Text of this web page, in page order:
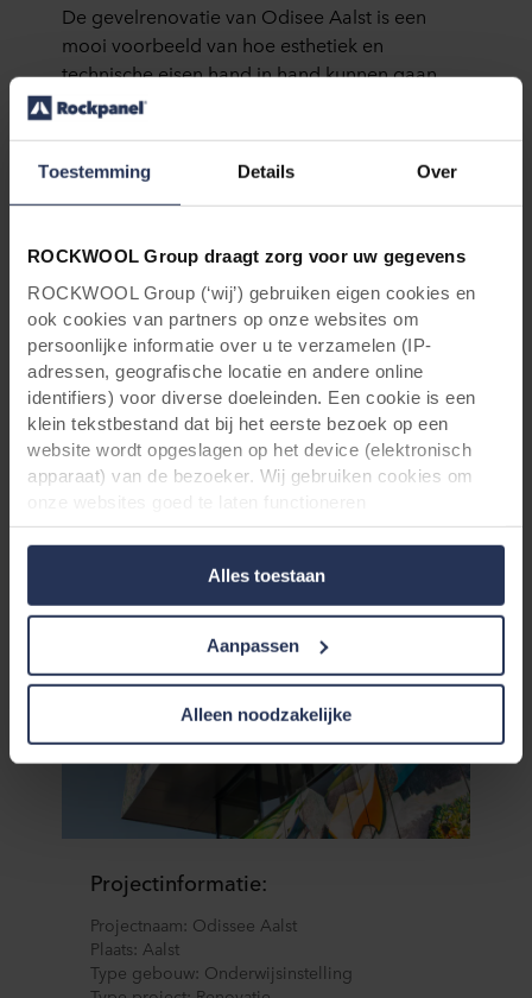
Toestemming Details Over
ROCKWOOL Group draagt zorg voor uw gegevens
ROCKWOOL Group (‘wij’) gebruiken eigen cookies en
ook cookies van partners op onze websites om
persoonlijke informatie over u te verzamelen (IP-
adressen, geografische locatie en andere online
identifiers) voor diverse doeleinden. Een cookie is een
klein tekstbestand dat bij het eerste bezoek op een
website wordt opgeslagen op het device (elektronisch
apparaat) van de bezoeker. Wij gebruiken cookies om
(‘Noodzakelijke’), om uw instellingen te onthouden en uw
gebruikerservaring te verbeteren (‘Functionele’), om uw
gedrag te analyseren en op basis daarvan de websites te
optimaliseren (‘Statistische’), en om onze content en
stemmen op uw gedrag op onze websites (‘Marketing’).
Functionele cookies plaatsen we altijd. Deze zijn namelijk
noodzakelijk om de website goed te laten werken en
verwerken geen persoonsgegevens anders dan voor het
doel waarvoor deze persoonsgegevens worden ingevuld.
Niet-functionele cookies verwerken persoonsgegevens
buiten uw zichtsveld. Daarom vragen wij altijd uw
toestemming voor wij deze cookies plaatsen. Informatie
aan onze social media-, advertentie- en analysepartners.
Zij kunnen deze gegevens combineren met andere
informatie die in het verleden aan hen is verstrekt of die
zij hebben verzameld op basis van uw gebruik van hun
Alles toestaan
Aanpassen
Alleen noodzakelijke
De gevelrenovatie van Odisee Aalst is een
mooi voorbeeld van hoe esthetiek en
technische eisen hand in hand kunnen gaan.
Dankzij het gebruik van Rockpanel en een
bankgebouw een nieuwe, moderne functie
krijgen, zonder zijn karakter te verliezen. “Het
was een uitdagend maar lonend project,”
besluit Dekoning. “We hebben een gebouw
gecreëerd dat niet alleen veilig en functioneel
is, maar ook visueel aantrekkelijk.”
Met deze gevelrenovatie is Odisee Aalst klaar
voor de toekomst en kan het zich presenteren
als een moderne onderwijsinstelling die klaar is
om de volgende generatie studenten te
verwelkomen.
Projectinformatie:
Projectnaam: Odissee Aalst
Plaats: Aalst
Type gebouw: Onderwijsinstelling